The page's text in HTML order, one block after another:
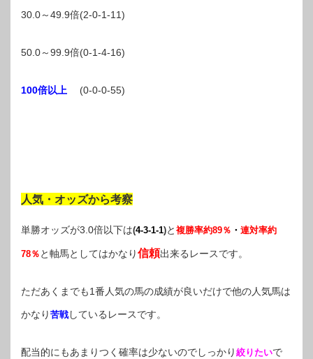
30.0～49.9倍(2-0-1-11)
50.0～99.9倍(0-1-4-16)
100倍以上 (0-0-0-55)
人気・オッズから考察
単勝オッズが3.0倍以下は(4-3-1-1)と 複勝率約89％ ・ 連対率約
78％ と軸馬としてはかなり信頼出来るレースです。
ただあくまでも1番人気の馬の成績が良いだけで他の人気馬は
かなり 苦戦 しているレースです。
配当的にもあまりつく確率は少ないのでしっかり 絞りたいで